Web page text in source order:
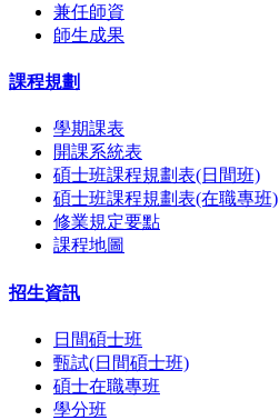
兼任師資
師生成果
課程規劃
學期課表
開課系統表
碩士班課程規劃表(日間班)
碩士班課程規劃表(在職專班)
修業規定要點
課程地圖
招生資訊
日間碩士班
甄試(日間碩士班)
碩士在職專班
學分班